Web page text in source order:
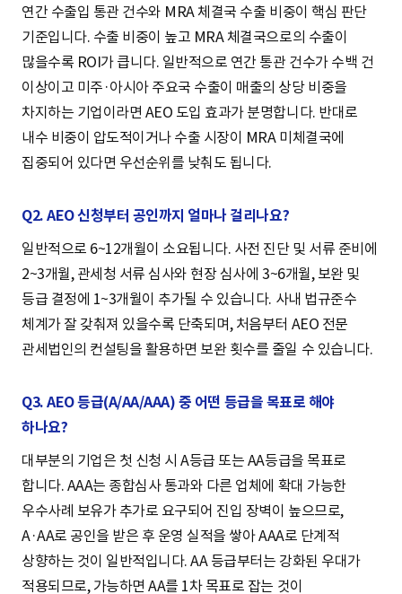
연간 수출입 통관 건수와 MRA 체결국 수출 비중이 핵심 판단
기준입니다. 수출 비중이 높고 MRA 체결국으로의 수출이
많을수록 ROI가 큽니다. 일반적으로 연간 통관 건수가 수백 건
이상이고 미주·아시아 주요국 수출이 매출의 상당 비중을
차지하는 기업이라면 AEO 도입 효과가 분명합니다. 반대로
내수 비중이 압도적이거나 수출 시장이 MRA 미체결국에
집중되어 있다면 우선순위를 낮춰도 됩니다.
Q2. AEO 신청부터 공인까지 얼마나 걸리나요?
일반적으로 6~12개월이 소요됩니다. 사전 진단 및 서류 준비에
2~3개월, 관세청 서류 심사와 현장 심사에 3~6개월, 보완 및
등급 결정에 1~3개월이 추가될 수 있습니다. 사내 법규준수
체계가 잘 갖춰져 있을수록 단축되며, 처음부터 AEO 전문
관세법인의 컨설팅을 활용하면 보완 횟수를 줄일 수 있습니다.
Q3. AEO 등급(A/AA/AAA) 중 어떤 등급을 목표로 해야
하나요?
대부분의 기업은 첫 신청 시 A등급 또는 AA등급을 목표로
합니다. AAA는 종합심사 통과와 다른 업체에 확대 가능한
우수사례 보유가 추가로 요구되어 진입 장벽이 높으므로,
A·AA로 공인을 받은 후 운영 실적을 쌓아 AAA로 단계적
상향하는 것이 일반적입니다. AA 등급부터는 강화된 우대가
적용되므로, 가능하면 AA를 1차 목표로 잡는 것이